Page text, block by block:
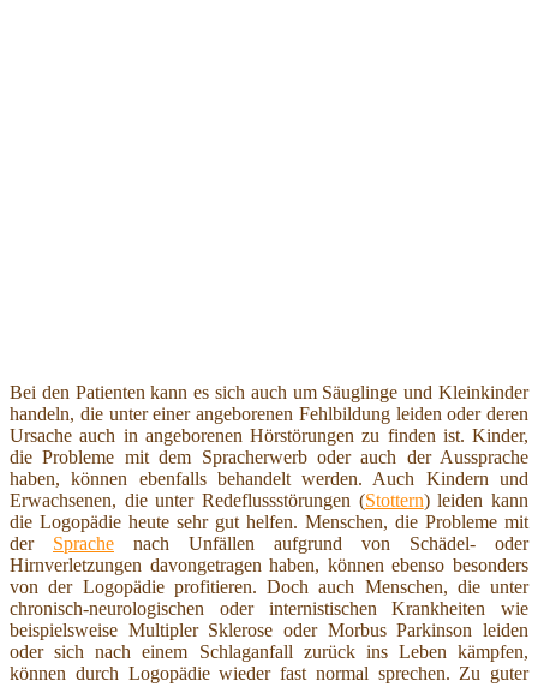
Bei den Patienten kann es sich auch um Säuglinge und Kleinkinder
handeln, die unter einer angeborenen Fehlbildung leiden oder deren
Ursache auch in angeborenen Hörstörungen zu finden ist. Kinder,
die Probleme mit dem Spracherwerb oder auch der Aussprache
haben, können ebenfalls behandelt werden. Auch Kindern und
Erwachsenen, die unter Redeflussstörungen (Stottern) leiden kann
die Logopädie heute sehr gut helfen. Menschen, die Probleme mit
der Sprache nach Unfällen aufgrund von Schädel- oder
Hirnverletzungen davongetragen haben, können ebenso besonders
von der Logopädie profitieren. Doch auch Menschen, die unter
chronisch-neurologischen oder internistischen Krankheiten wie
beispielsweise Multipler Sklerose oder Morbus Parkinson leiden
oder sich nach einem Schlaganfall zurück ins Leben kämpfen,
können durch Logopädie wieder fast normal sprechen. Zu guter